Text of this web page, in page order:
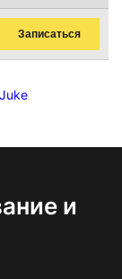
Записаться
и